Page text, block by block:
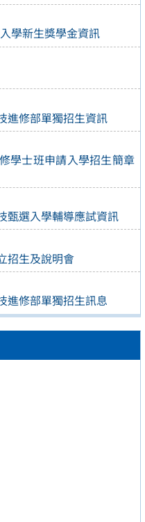
學新生獎學金資訊
進修部單獨招生資訊
學士班申請入學招生簡章
甄選入學輔導應試資訊
招生及說明會
進修部單獨招生訊息